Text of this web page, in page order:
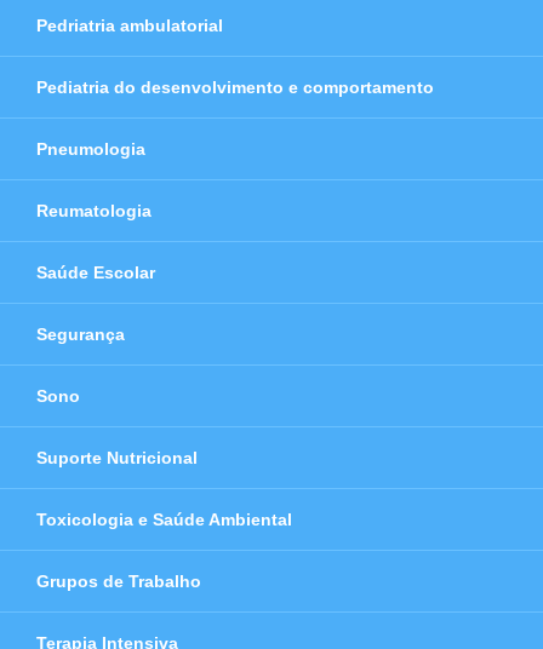
Pedriatria ambulatorial
Pediatria do desenvolvimento e comportamento
Pneumologia
Reumatologia
Saúde Escolar
Segurança
Sono
Suporte Nutricional
Toxicologia e Saúde Ambiental
Grupos de Trabalho
Terapia Intensiva